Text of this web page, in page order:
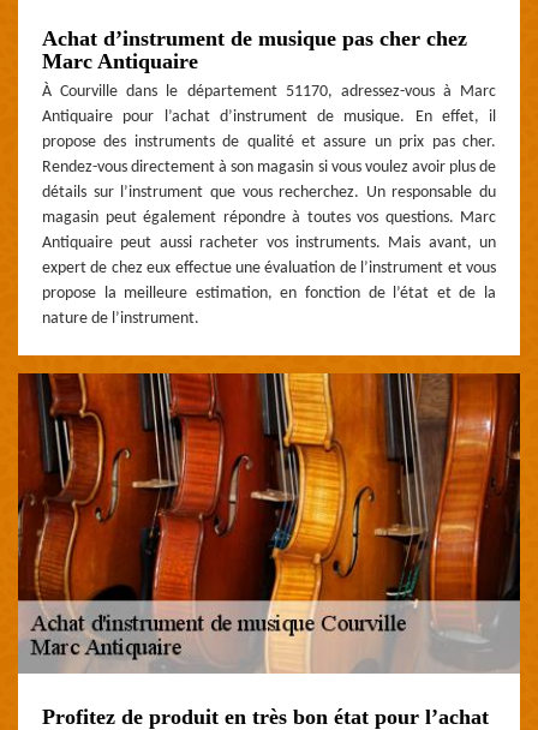
Achat d’instrument de musique pas cher chez
Marc Antiquaire
À Courville dans le département 51170, adressez-vous à Marc
Antiquaire pour l’achat d’instrument de musique. En effet, il
propose des instruments de qualité et assure un prix pas cher.
Rendez-vous directement à son magasin si vous voulez avoir plus de
détails sur l’instrument que vous recherchez. Un responsable du
magasin peut également répondre à toutes vos questions. Marc
Antiquaire peut aussi racheter vos instruments. Mais avant, un
expert de chez eux effectue une évaluation de l’instrument et vous
propose la meilleure estimation, en fonction de l’état et de la
nature de l’instrument.
Profitez de produit en très bon état pour l’achat